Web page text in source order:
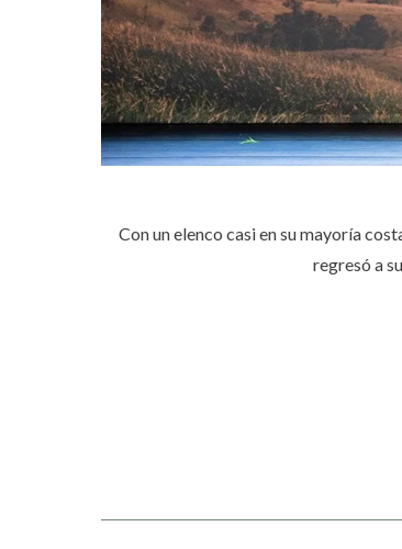
Con un elenco casi en su mayoría
regresó a